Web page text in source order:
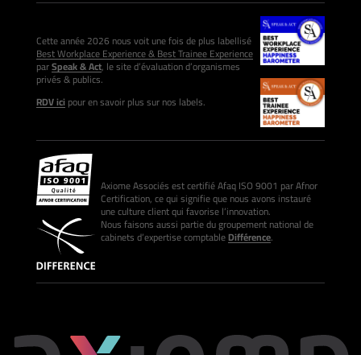
Cette année 2026 nous voit une fois de plus labellisé
Best Workplace Experience & Best Trainee Experience
parSpeak & Act, le site d’évaluation d’organismes
privés & publics.
RDV icipour en savoir plus sur nos labels.
Axiome Associés est certifié Afaq ISO 9001 par Afnor
Certification, ce qui signifie que nous avons instauré
une culture client qui favorise l’innovation.
Nous faisons aussi partie du groupement national de
cabinets d’expertise comptableDifférence.